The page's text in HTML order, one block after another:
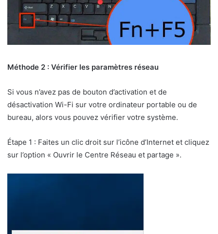
Méthode 2 : Vérifier les paramètres réseau
Si vous n’avez pas de bouton d’activation et de
désactivation Wi-Fi sur votre ordinateur portable ou de
bureau, alors vous pouvez vérifier votre système.
Étape 1 : Faites un clic droit sur l’icône d’Internet et cliquez
sur l’option « Ouvrir le Centre Réseau et partage ».